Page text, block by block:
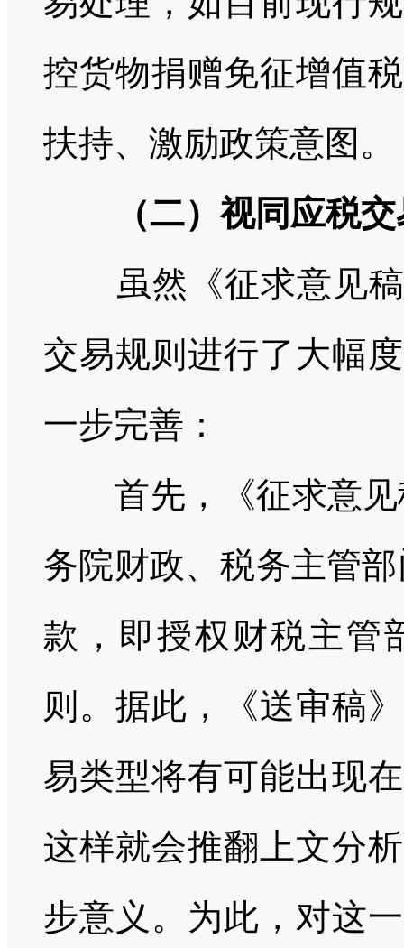
控货物捐赠免征增值
扶持、激励政策意图。
（二）视同应税交
虽然《征求意见稿
交易规则进行了大幅
一步完善：
首先，《征求意见
务院财政、税务主管
款，即授权财税主管
则。据此，《送审稿
易类型将有可能出现
这样就会推翻上文分
步意义。为此，对这